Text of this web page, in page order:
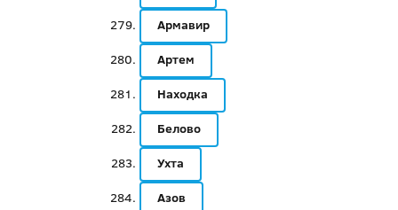
Армавир
Артем
Находка
Белово
Ухта
Азов